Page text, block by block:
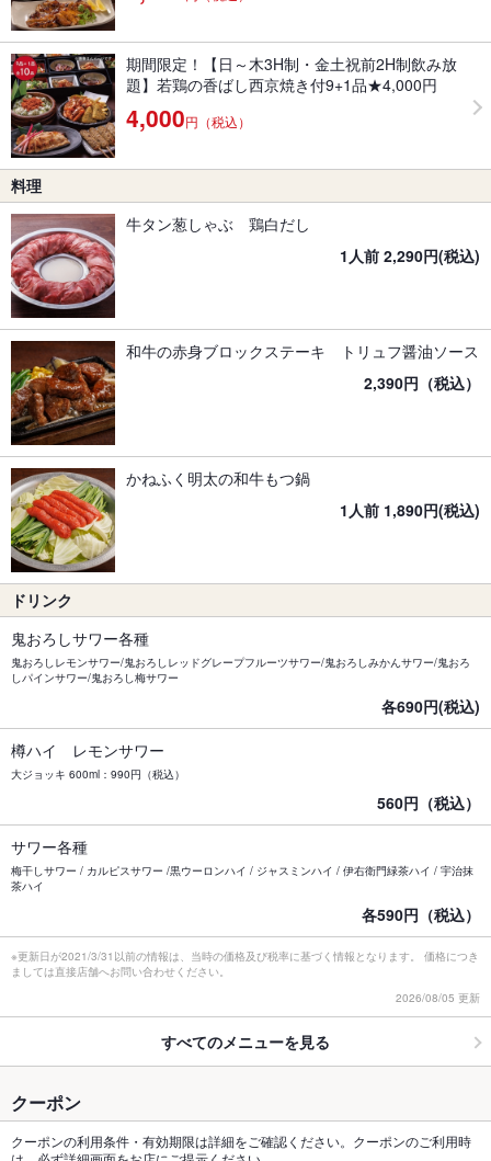
期間限定！【日～木3H制・金土祝前2H制飲み放
題】若鶏の香ばし西京焼き付9+1品★4,000円
4,000円（税込）
料理
牛タン葱しゃぶ 鶏白だし
1人前 2,290円(税込)
和牛の赤身ブロックステーキ トリュフ醤油ソース
2,390円（税込）
かねふく明太の和牛もつ鍋
1人前 1,890円(税込)
ドリンク
鬼おろしサワー各種
鬼おろしレモンサワー/鬼おろしレッドグレープフルーツサワー/鬼おろしみかんサワー/鬼おろ
しパインサワー/鬼おろし梅サワー
各690円(税込)
樽ハイ レモンサワー
大ジョッキ 600ml：990円（税込）
560円（税込）
サワー各種
梅干しサワー / カルピスサワー /黒ウーロンハイ / ジャスミンハイ / 伊右衛門緑茶ハイ / 宇治抹
茶ハイ
各590円（税込）
※更新日が2021/3/31以前の情報は、当時の価格及び税率に基づく情報となります。 価格につき
ましては直接店舗へお問い合わせください。
2026/08/05 更新
すべてのメニューを見る
クーポン
クーポンの利用条件・有効期限は詳細をご確認ください。クーポンのご利用時